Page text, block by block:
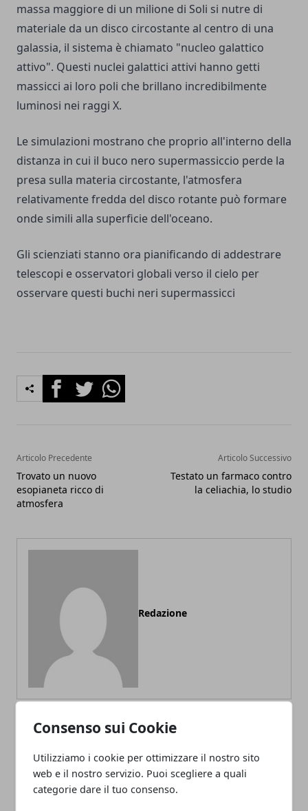
Consenso sui Cookie
Utilizziamo i cookie per ottimizzare il nostro sito
web e il nostro servizio. Puoi scegliere a quali
categorie dare il tuo consenso.
massa maggiore di un milione di Soli si nutre di
materiale da un disco circostante al centro di una
galassia, il sistema è chiamato "nucleo galattico
attivo". Questi nuclei galattici attivi hanno getti
massicci ai loro poli che brillano incredibilmente
luminosi nei raggi X.
Le simulazioni mostrano che proprio all'interno della
distanza in cui il buco nero supermassiccio perde la
presa sulla materia circostante, l'atmosfera
relativamente fredda del disco rotante può formare
onde simili alla superficie dell'oceano.
Gli scienziati stanno ora pianificando di addestrare
telescopi e osservatori globali verso il cielo per
osservare questi buchi neri supermassicci
FacebookTwitterWhatsapp
Articolo Precedente
Trovato un nuovo
esopianeta ricco di
atmosfera
Articolo Successivo
Testato un farmaco contro
la celiachia, lo studio
Redazione